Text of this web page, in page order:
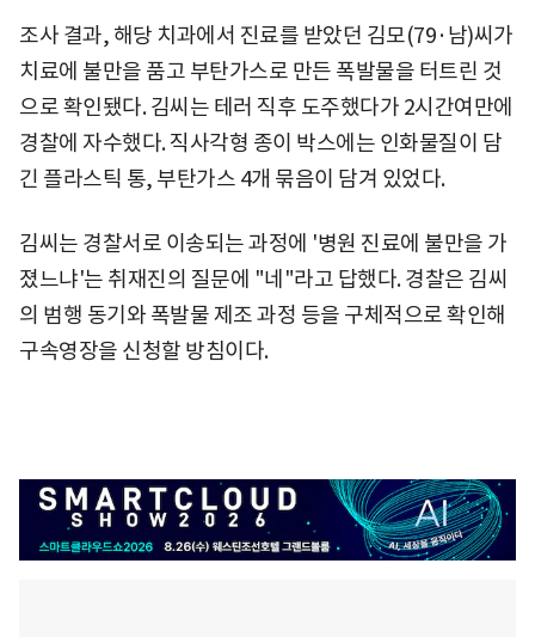
조사 결과, 해당 치과에서 진료를 받았던 김모(79·남)씨가
치료에 불만을 품고 부탄가스로 만든 폭발물을 터트린 것
으로 확인됐다. 김씨는 테러 직후 도주했다가 2시간여만에
경찰에 자수했다. 직사각형 종이 박스에는 인화물질이 담
긴 플라스틱 통, 부탄가스 4개 묶음이 담겨 있었다.
김씨는 경찰서로 이송되는 과정에 '병원 진료에 불만을 가
졌느냐'는 취재진의 질문에 "네"라고 답했다. 경찰은 김씨
의 범행 동기와 폭발물 제조 과정 등을 구체적으로 확인해
구속영장을 신청할 방침이다.